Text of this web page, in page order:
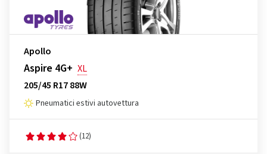
Apollo
Aspire 4G+ XL
205/45 R17 88W
Pneumatici estivi autovettura
(12)